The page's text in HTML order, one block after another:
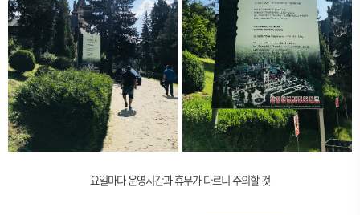
요일마다 운영시간과 휴무가 다르니 주의할 것